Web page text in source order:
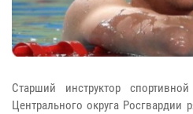
Старший инструктор
Центрального округа Росгвардии